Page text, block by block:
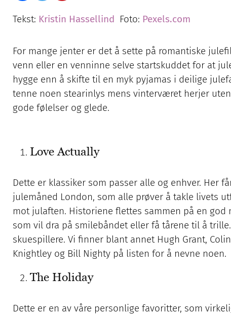
Tekst: Kristin Hassellind Foto: Pexels.com
For mange jenter er det å sette på romantiske
venn eller en venninne selve startskuddet for at
hygge enn å skifte til en myk pyjamas i deilige
tenne noen stearinlys mens vinterværet herjer
gode følelser og glede.
Love Actually
Dette er klassiker som passer alle og enhver.
julemåned London, som alle prøver å takle livets
mot julaften. Historiene flettes sammen på en
som vil dra på smilebåndet eller få tårene til å
skuespillere. Vi finner blant annet Hugh Grant,
Knightley og Bill Nighty på listen for å nevne noen.
The Holiday
Dette er en av våre personlige favoritter, som